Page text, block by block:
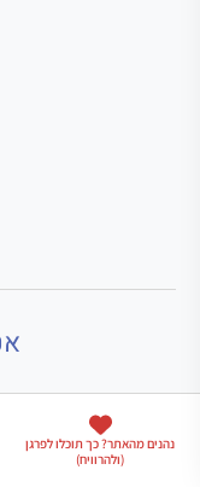
ארגז הכלים שלי
לטיול בצרפת
נהנים מהאתר? כך תוכלו לפרגן
(ולהרוויח)